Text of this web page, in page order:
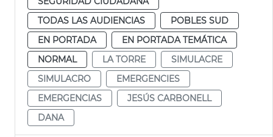
TODAS LAS AUDIENCIAS
POBLES SUD
EN PORTADA
EN PORTADA TEMÁTICA
NORMAL
LA TORRE
SIMULACRE
SIMULACRO
EMERGENCIES
EMERGENCIAS
JESÚS CARBONELL
DANA